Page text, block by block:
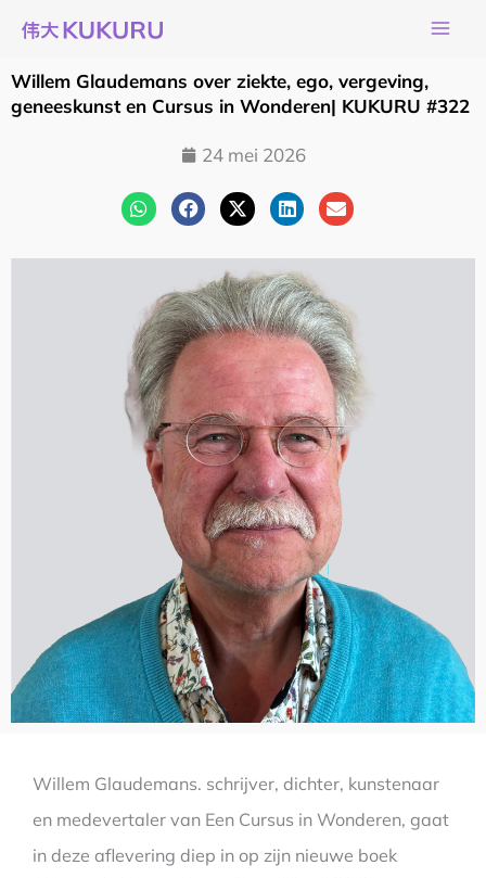
naar
de
inhoud
Willem Glaudemans over ziekte, ego, vergeving,
geneeskunst en Cursus in Wonderen| KUKURU #322
24 mei 2026
Willem Glaudemans. schrijver, dichter, kunstenaar
en medevertaler van Een Cursus in Wonderen, gaat
in deze aflevering diep in op zijn nieuwe boek